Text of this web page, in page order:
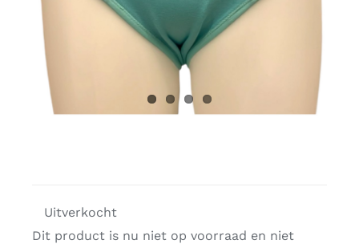
Uitverkocht
Dit product is nu niet op voorraad en niet